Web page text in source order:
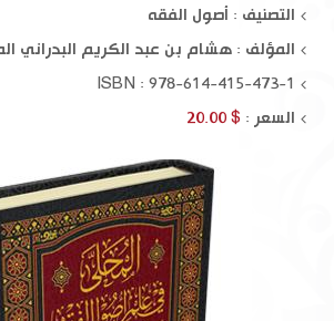
التصنيف : أصول الفقه
المؤلف : هشام بن عبد الكريم البدراني
ISBN : 978-614-415-473-1
السعر : $ 20.00